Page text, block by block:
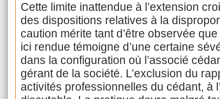
Cette limite inattendue à l’extension
des dispositions relatives à la
caution mérite tant d’être observée
ici rendue témoigne d’une certaine
dans la configuration où l’associé
gérant de la société. L’exclusion du
activités professionnelles du cédant, à